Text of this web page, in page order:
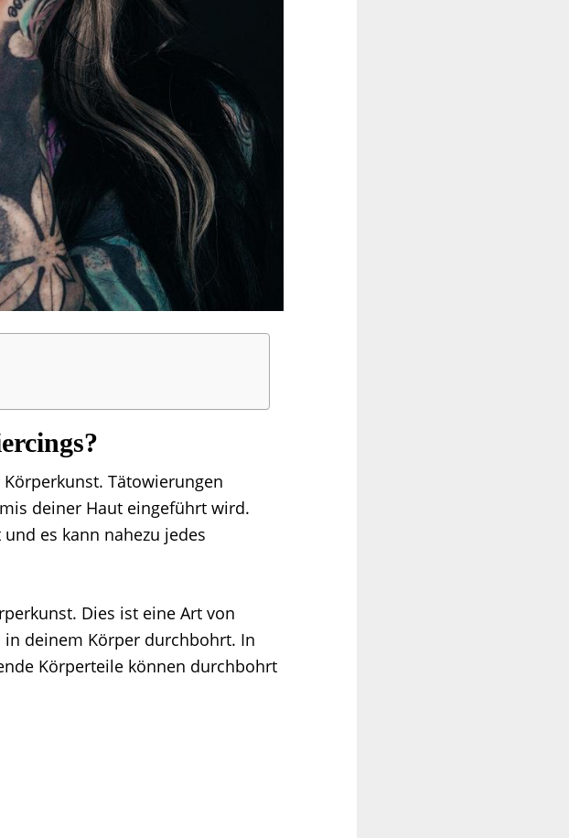
Tätowierungen
deiner Haut eingeführt wird.
es kann nahezu jedes
Dies ist eine Art von
in deinem Körper durchbohrt. In
Körperteile können durchbohrt